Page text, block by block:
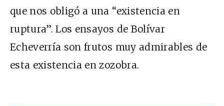
que nos obligó a una “existencia en
ruptura”. Los ensayos de Bolívar
Echeverría son frutos muy admirables de
esta existencia en zozobra.